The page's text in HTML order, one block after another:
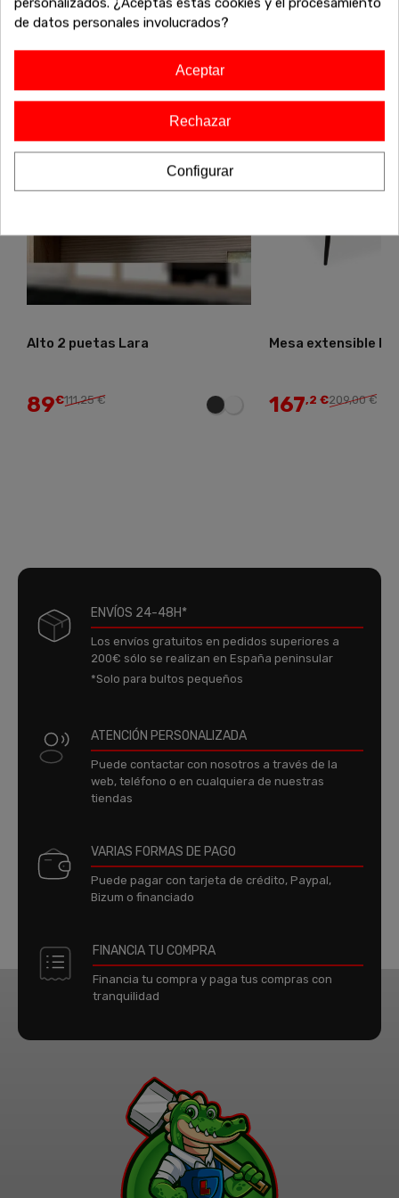
exclusivos antes de que se agoten!
Alto 2 puetas Lara
89€111,25 €
Mesa extensible
167,2 €209,00 €
ENVÍOS 24-48H*
Los envíos gratuitos en pedidos superiores a
200€ sólo se realizan en España peninsular
*Solo para bultos pequeños
ATENCIÓN PERSONALIZADA
Puede contactar con nosotros a través de la
web, teléfono o en cualquiera de nuestras
tiendas
VARIAS FORMAS DE PAGO
Puede pagar con tarjeta de crédito, Paypal,
Bizum o financiado
FINANCIA TU COMPRA
Financia tu compra y paga tus compras con
tranquilidad
de datos personales involucrados?
Aceptar
Rechazar
Configurar